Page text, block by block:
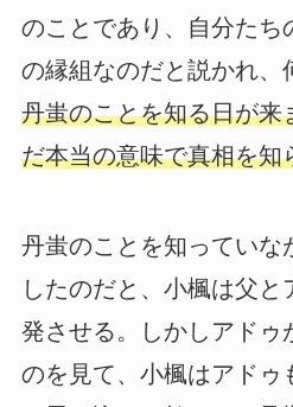
のことであり、自分たち
の縁組なのだと説かれ、
丹蚩のことを知る日が来
だ本当の意味で真相を
丹蚩のことを知っていな
したのだと、小楓は父
発させる。しかしアドゥ
のを見て、小楓はアドゥ